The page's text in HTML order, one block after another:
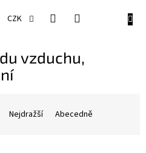
CZK
vzduchu,
Nejdražší Abecedně